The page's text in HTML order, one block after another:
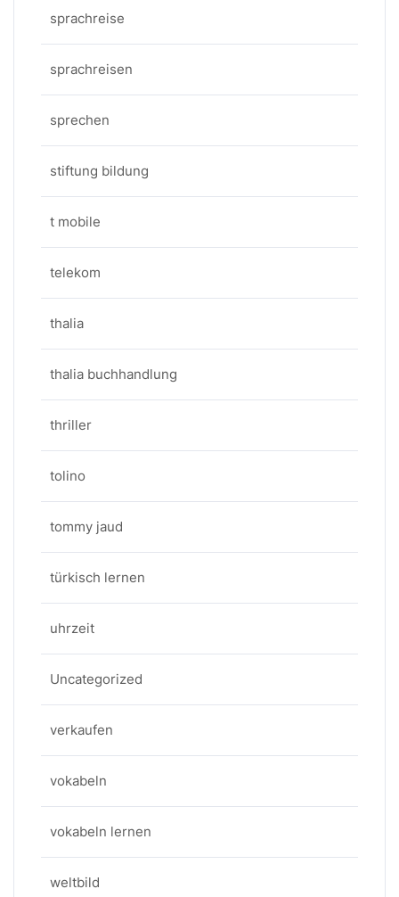
sprachreise
sprachreisen
sprechen
stiftung bildung
t mobile
telekom
thalia
thalia buchhandlung
thriller
tolino
tommy jaud
türkisch lernen
uhrzeit
Uncategorized
verkaufen
vokabeln
vokabeln lernen
weltbild